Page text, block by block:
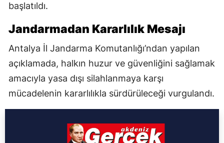
başlatıldı.
Jandarmadan Kararlılık Mesajı
Antalya İl Jandarma Komutanlığı’ndan yapılan
açıklamada, halkın huzur ve güvenliğini sağlamak
amacıyla yasa dışı silahlanmaya karşı
mücadelenin kararlılıkla sürdürüleceği vurgulandı.